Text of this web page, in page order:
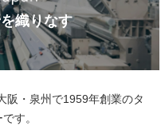
織りなす
阪・泉州で1959年創業のタ
す。